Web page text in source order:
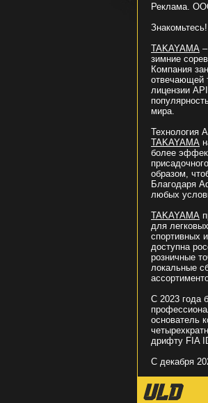
Реклама.
TAKAYAMA
зимние
Компания
отвечающей
лицензии
мира.
Технология
TAKAYAMA
более
образом,
Благодаря
любых
TAKAYAMA
для
спортивных
доступна
розничные
локальные
С 2023 года
основатель
дрифту FIA
С декабря